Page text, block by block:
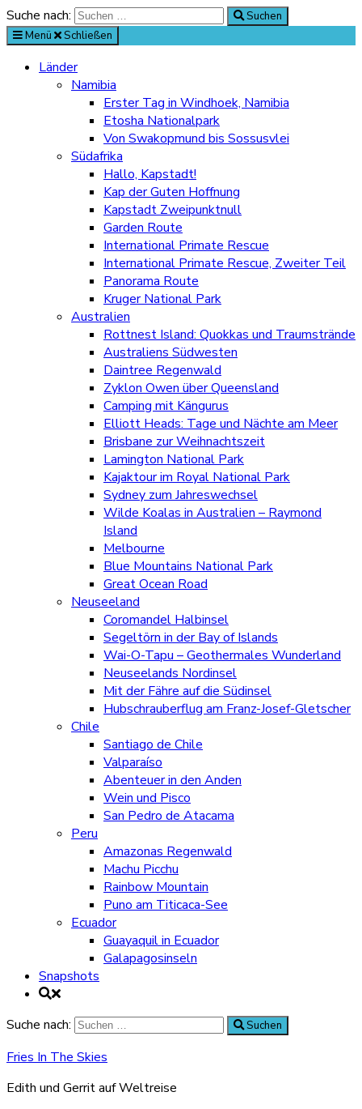
Suche nach:
Suchen
Menü
Schließen
Länder
Namibia
Erster Tag in Windhoek, Namibia
Etosha Nationalpark
Von Swakopmund bis Sossusvlei
Südafrika
Hallo, Kapstadt!
Kap der Guten Hoffnung
Kapstadt Zweipunktnull
Garden Route
International Primate Rescue
International Primate Rescue, Zweiter Teil
Panorama Route
Kruger National Park
Australien
Rottnest Island: Quokkas und Traumstrände
Australiens Südwesten
Daintree Regenwald
Zyklon Owen über Queensland
Camping mit Kängurus
Elliott Heads: Tage und Nächte am Meer
Brisbane zur Weihnachtszeit
Lamington National Park
Kajaktour im Royal National Park
Sydney zum Jahreswechsel
Wilde Koalas in Australien – Raymond
Island
Melbourne
Blue Mountains National Park
Great Ocean Road
Neuseeland
Coromandel Halbinsel
Segeltörn in der Bay of Islands
Wai-O-Tapu – Geothermales Wunderland
Neuseelands Nordinsel
Mit der Fähre auf die Südinsel
Hubschrauberflug am Franz-Josef-Gletscher
Chile
Santiago de Chile
Valparaíso
Abenteuer in den Anden
Wein und Pisco
San Pedro de Atacama
Peru
Amazonas Regenwald
Machu Picchu
Rainbow Mountain
Puno am Titicaca-See
Ecuador
Guayaquil in Ecuador
Galapagosinseln
Snapshots
Suche nach: Suchen
Fries In The Skies
Edith und Gerrit auf Weltreise